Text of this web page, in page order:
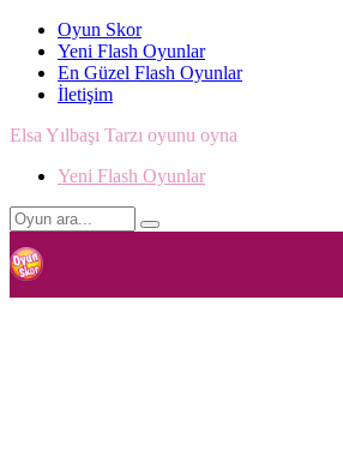
Oyun Skor
Yeni Flash Oyunlar
En Güzel Flash Oyunlar
İletişim
Elsa Yılbaşı Tarzı oyunu oyna
Yeni Flash Oyunlar